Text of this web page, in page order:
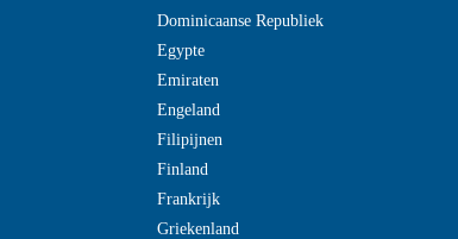
Dominicaanse Republiek
Egypte
Emiraten
Engeland
Filipijnen
Finland
Frankrijk
Griekenland